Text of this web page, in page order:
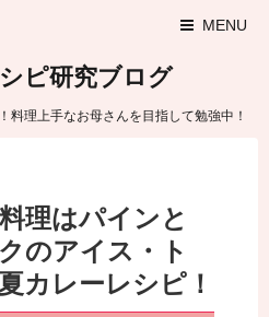
MENU
ピ研究ブログ
料理上手なお母さんを目指して勉強中！
理はパインと
のアイス・ト
カレーレシピ！